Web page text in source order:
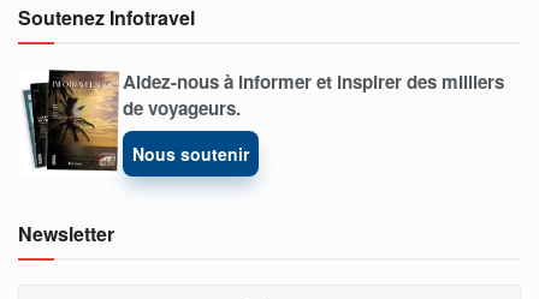
Soutenez Infotravel
Aidez-nous à informer et inspirer des milliers
de voyageurs.
Nous soutenir
Newsletter